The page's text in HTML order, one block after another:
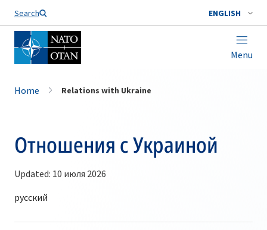
Search ENGLISH
Menu
Home Relations with Ukraine
Отношения с Украиной
Updated: 10 июля 2026